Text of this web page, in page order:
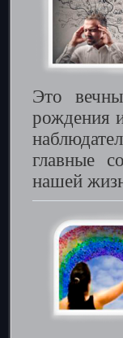
Это
рождения
главные
нашей